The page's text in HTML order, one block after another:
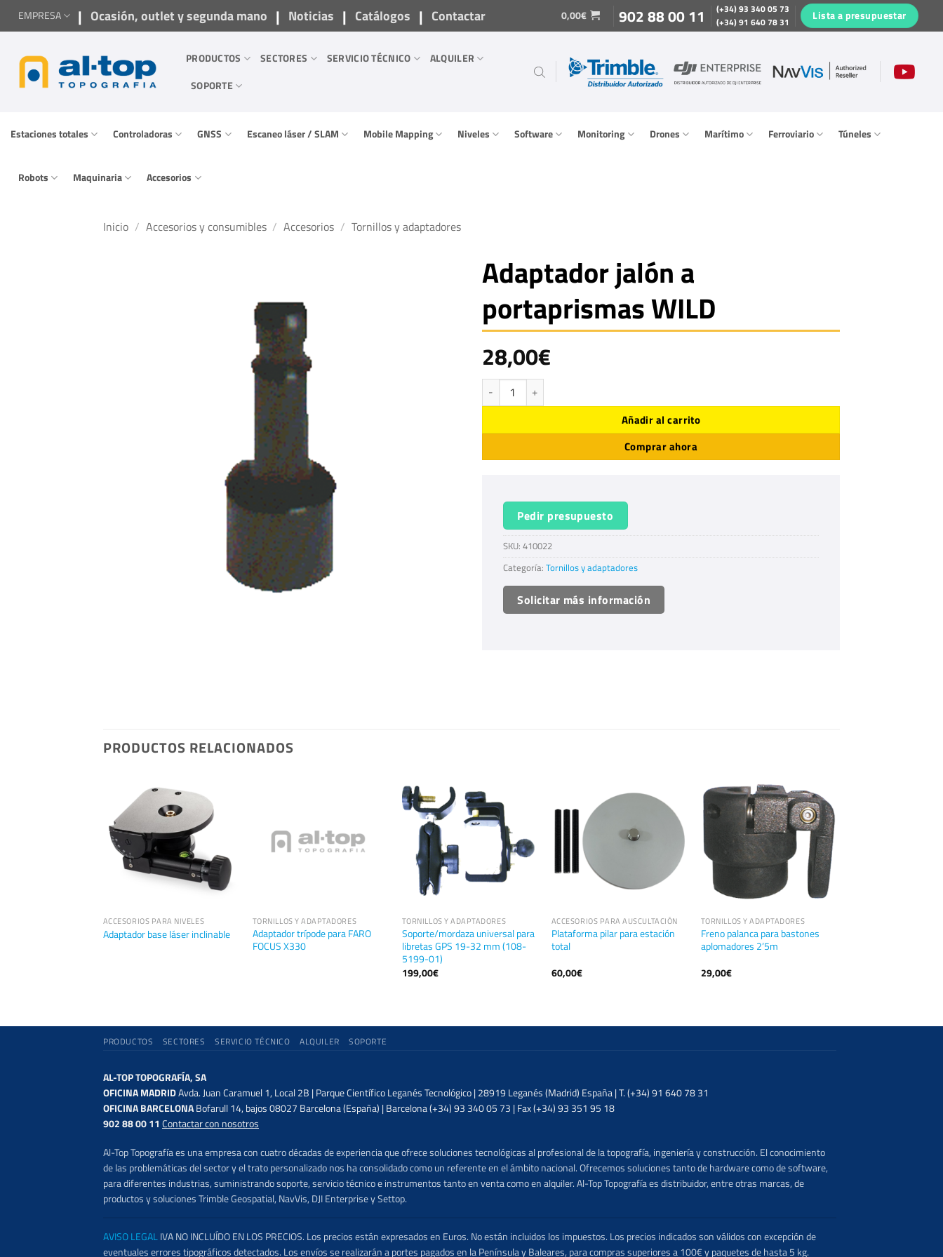
SaltarEMPRESA | Ocasión, outlet y segunda mano | Noticias | Catálogos | Contactar 0,00€ 902 88 00 11
(+34) 93 340 05 73
(+34) 91 640 78 31
Lista a presupuestar
PRODUCTOS SECTORES SERVICIO TÉCNICO
ALQUILER
SOPORTE
Estaciones totales Controladoras GNSS Escaneo láser / SLAM Mobile Mapping Niveles Software Monitoring Drones Marítimo Ferroviario Túneles
Robots Maquinaria Accesorios
Inicio / Accesorios y consumibles / Accesorios / Tornillos y adaptadores
Adaptador jalón a
portaprismas WILD
28,00€
Adaptador jalón a portaprismas WILD cantidad
Añadir al carrito
Comprar ahora
Pedir presupuesto
SKU: 410022
Categoría: Tornillos y adaptadores
Solicitar más información
PRODUCTOS RELACIONADOS
ACCESORIOS PARA NIVELES
Adaptador base láser inclinable
TORNILLOS Y ADAPTADORES
Adaptador trípode para FARO
FOCUS X330
TORNILLOS Y ADAPTADORES
Soporte/mordaza universal para
libretas GPS 19-32 mm (108-
5199-01)
199,00€
ACCESORIOS PARA AUSCULTACIÓN
Plataforma pilar para estación
total
60,00€
TORNILLOS Y ADAPTADORES
Freno palanca para bastones
aplomadores 2’5m
29,00€
PRODUCTOS SECTORES SERVICIO TÉCNICO ALQUILER SOPORTE
AL-TOP TOPOGRAFÍA, SA
OFICINA MADRIDAvda. Juan Caramuel 1, Local 2B | Parque Científico Leganés Tecnológico | 28919 Leganés (Madrid) España | T. (+34) 91 640 78 31
OFICINA BARCELONABofarull 14, bajos 08027 Barcelona (España) | Barcelona (+34) 93 340 05 73 | Fax (+34) 93 351 95 18
902 88 00 11 Contactar con nosotros
Al-Top Topografía es una empresa con cuatro décadas de experiencia que ofrece soluciones tecnológicas al profesional de la topografía, ingeniería y construcción. El conocimiento
de las problemáticas del sector y el trato personalizado nos ha consolidado como un referente en el ámbito nacional. Ofrecemos soluciones tanto de hardware como de software,
para diferentes industrias, suministrando soporte, servicio técnico e instrumentos tanto en venta como en alquiler. Al-Top Topografía es distribuidor, entre otras marcas, de
productos y soluciones Trimble Geospatial, NavVis, DJI Enterprise y Settop.
AVISO LEGALIVA NO INCLUÍDO EN LOS PRECIOS. Los precios están expresados en Euros. No están incluidos los impuestos. Los precios indicados son válidos con excepción de
eventuales errores tipográficos detectados. Los envíos se realizarán a portes pagados en la Península y Baleares, para compras superiores a 100€ y paquetes de hasta 5 kg.